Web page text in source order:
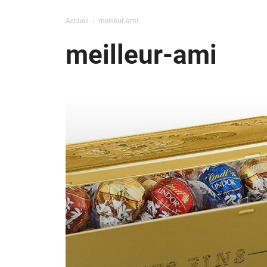
Accueil meilleur-ami
meilleur-ami